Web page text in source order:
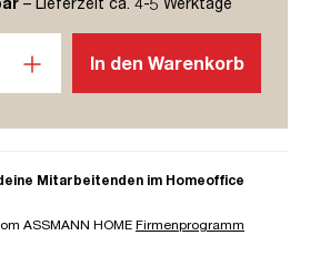
In den Warenkorb
Mitarbeitenden im Homeoffice
ASSMANN HOMEFirmenprogramm